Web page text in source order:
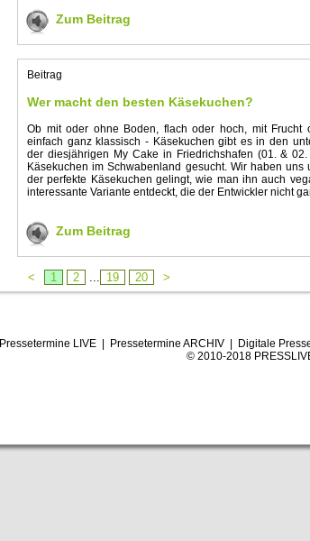
Zum Beitrag
Beitrag
Wer macht den besten Käsekuchen?
Ob mit oder ohne Boden, flach oder hoch, mit Frucht
einfach ganz klassisch - Käsekuchen gibt es in den
der diesjährigen My Cake in Friedrichshafen (01. &
Käsekuchen im Schwabenland gesucht. Wir haben uns
der perfekte Käsekuchen gelingt, wie man ihn auch
interessante Variante entdeckt, die der Entwickler nicht
Zum Beitrag
< 1 2 ... 19 20 >
Pressetermine LIVE| Pressetermine ARCHIV| Digitale
© 2010-2018